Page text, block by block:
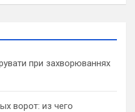
при захворюваннях
ворот: из чего